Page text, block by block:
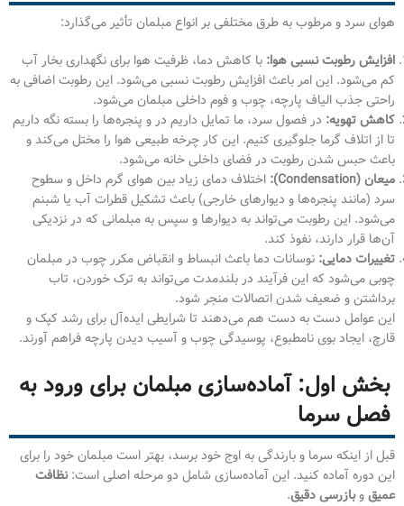
هوای سرد و مرطوب به طرق مختلفی بر انواع مبلمان تأثیر می‌گذارد:
افزایش رطوبت نسبی هوا: با کاهش دما، ظرفیت هوا برای نگهداری بخار آب
کم می‌شود. این امر باعث افزایش رطوبت نسبی می‌شود. این رطوبت اضافی به
راحتی جذب الیاف پارچه، چوب و فوم داخلی مبلمان می‌شود.
کاهش تهویه: در فصول سرد، ما تمایل داریم در و پنجره‌ها را بسته نگه داریم
تا از اتلاف گرما جلوگیری کنیم. این کار چرخه طبیعی هوا را مختل می‌کند و
باعث حبس شدن رطوبت در فضای داخلی خانه می‌شود.
میعان (Condensation):
اختلاف دمای زیاد بین هوای گرم داخل و سطوح
سرد (مانند پنجره‌ها و دیوارهای خارجی) باعث تشکیل قطرات آب یا شبنم
می‌شود. این رطوبت می‌تواند به دیوارها و سپس به مبلمانی که در نزدیکی
آن‌ها قرار دارند، نفوذ کند.
تغییرات دمایی: نوسانات دما باعث انبساط و انقباض مکرر چوب در مبلمان
چوبی می‌شود که این فرآیند در بلندمدت می‌تواند به ترک خوردن، تاب
برداشتن و ضعیف شدن اتصالات منجر شود.
این عوامل دست به دست هم می‌دهند تا شرایطی ایده‌آل برای رشد کپک و
قارچ، ایجاد بوی نامطبوع، پوسیدگی چوب و آسیب دیدن پارچه فراهم آورند.
بخش اول: آماده‌سازی مبلمان برای ورود به
فصل سرما
قبل از اینکه سرما و بارندگی به اوج خود برسد، بهتر است مبلمان خود را برای
این دوره آماده کنید. این آماده‌سازی شامل دو مرحله اصلی است:نظافت
عمیقوبازرسی دقیق.